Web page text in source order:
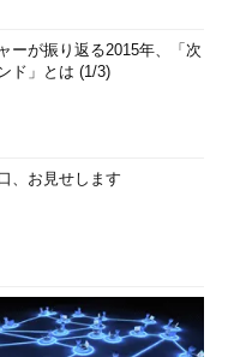
ーが振り返る2015年、「次
ド」とは (1/3)
、お見せします